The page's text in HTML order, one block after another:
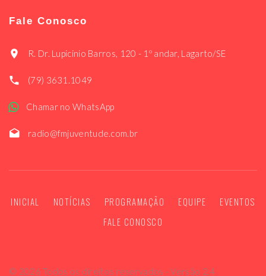
Fale Conosco
R. Dr. Lupicinio Barros, 120 - 1º andar, Lagarto/SE
(79) 3631.1049
Chamar no WhatsApp
radio@fmjuventude.com.br
INICIAL NOTÍCIAS PROGRAMAÇÃO EQUIPE
EVENTOS
FALE CONOSCO
© 2026 Todos os direitos reservados - Versão 2.4